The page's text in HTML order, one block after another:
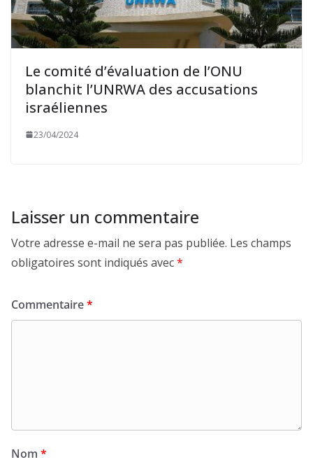
Le comité d’évaluation de l’ONU
blanchit l’UNRWA des accusations
israéliennes
23/04/2024
Laisser un commentaire
Votre adresse e-mail ne sera pas publiée. Les champs
obligatoires sont indiqués avec*
Commentaire*
Nom *